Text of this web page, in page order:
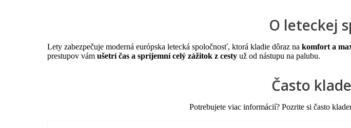
O leteckej
Lety zabezpečuje moderná európska letecká spoločnosť, ktorá kladie dôraz na komfort a
prestupov vám ušetrí čas a spríjemní celý zážitok z cesty už od nástupu na palubu.
Často
Potrebujete viac informácií? Pozrite si často